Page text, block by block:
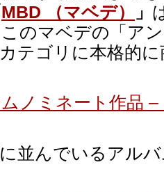
MBD （マベデ） 」
のマベデの「ア
テゴリに本格的
ノミネート作品
並んでいるアル